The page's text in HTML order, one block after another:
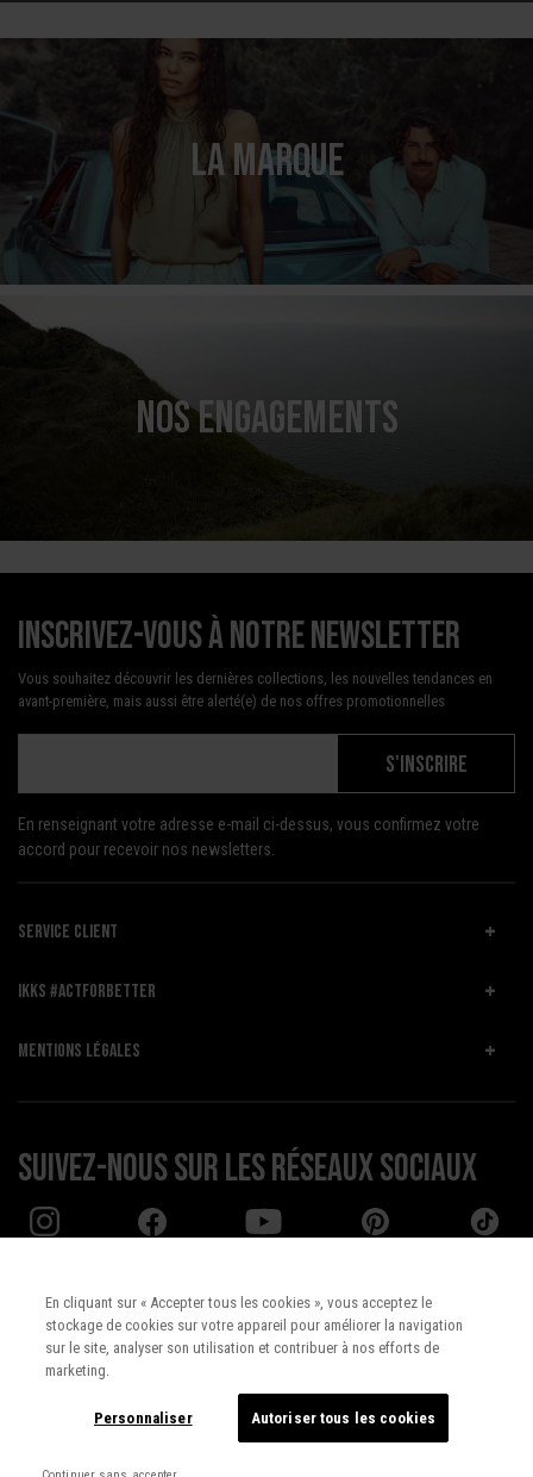
LA MARQUE
NOS ENGAGEMENTS
Inscrivez-vous à notre newsletter
Vous souhaitez découvrir les dernières collections, les nouvelles tendances en
avant-première, mais aussi être alerté(e) de nos offres promotionnelles
S'INSCRIRE
En renseignant votre adresse e-mail ci-dessus, vous confirmez votre
accord pour recevoir nos newsletters.
SERVICE CLIENT
IKKS #ACTFORBETTER
MENTIONS LÉGALES
Suivez-nous sur les réseaux sociaux
Pays : UNITED STATES
Français
En cliquant sur « Accepter tous les cookies », vous acceptez le
stockage de cookies sur votre appareil pour améliorer la navigation
sur le site, analyser son utilisation et contribuer à nos efforts de
marketing.
Personnaliser Autoriser tous les cookies